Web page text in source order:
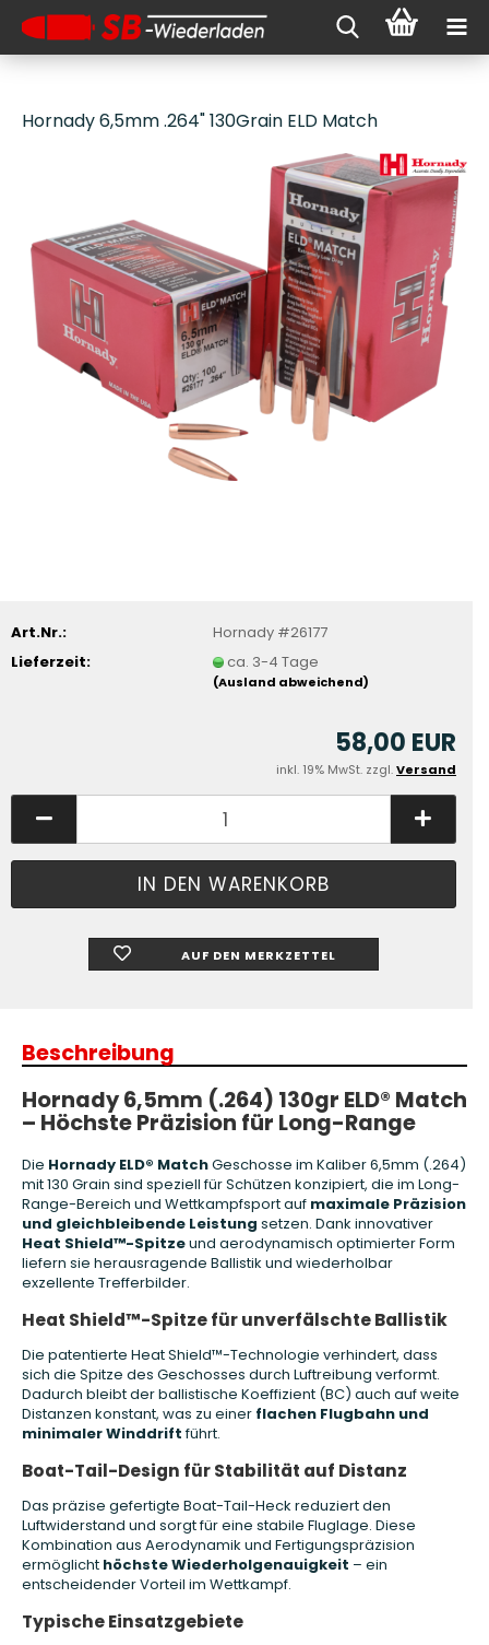
Hornady 6,5mm .264" 130Grain ELD Match
Art.Nr.:
Hornady #26177
Lieferzeit:
ca. 3-4 Tage
(Ausland abweichend)
58,00 EUR
inkl. 19% MwSt. zzgl.Versand
AUF DEN MERKZETTEL
Beschreibung
Hornady 6,5mm (.264) 130gr ELD® Match
– Höchste Präzision für Long-Range
Die Hornady ELD® MatchGeschosse im Kaliber 6,5mm (.264)
mit 130 Grain sind speziell für Schützen konzipiert, die im Long-
Range-Bereich und Wettkampfsport auf maximale Präzision
und gleichbleibende Leistung setzen. Dank innovativer
Heat Shield™-Spitzeund aerodynamisch optimierter Form
liefern sie herausragende Ballistik und wiederholbar
exzellente Trefferbilder.
Heat Shield™-Spitze für unverfälschte Ballistik
Die patentierte Heat Shield™-Technologie verhindert, dass
sich die Spitze des Geschosses durch Luftreibung verformt.
Dadurch bleibt der ballistische Koeffizient (BC) auch auf weite
Distanzen konstant, was zu einer flachen Flugbahn und
minimaler Winddriftführt.
Boat-Tail-Design für Stabilität auf Distanz
Das präzise gefertigte Boat-Tail-Heck reduziert den
Luftwiderstand und sorgt für eine stabile Fluglage. Diese
Kombination aus Aerodynamik und Fertigungspräzision
ermöglicht höchste Wiederholgenauigkeit – ein
entscheidender Vorteil im Wettkampf.
Typische Einsatzgebiete